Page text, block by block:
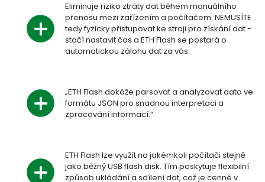
Eliminuje riziko ztráty dat během manuálního
přenosu mezi zařízením a počítačem. NEMUSÍTE
tedy fyzicky přistupovat ke stroji pro získání dat -
stačí nastavit čas a ETH Flash se postará o
automatickou zálohu dat za vás.
„ETH Flash dokáže parsovat a analyzovat data ve
formátu JSON pro snadnou interpretaci a
zpracování informací.“
ETH Flash lze využít na jakémkoli počítači stejně
jako běžný USB flash disk. Tím poskytuje flexibilní
způsob ukládání a sdílení dat, což je cenné v